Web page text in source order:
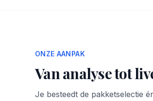
ONZE AANPAK
Van analyse tot
Je besteedt de pakketselectie